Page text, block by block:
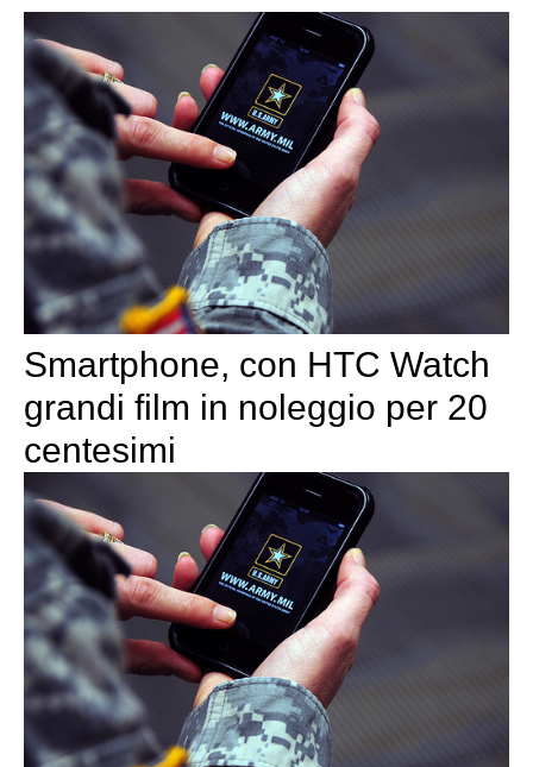
Smartphone, con HTC Watch
grandi film in noleggio per 20
centesimi